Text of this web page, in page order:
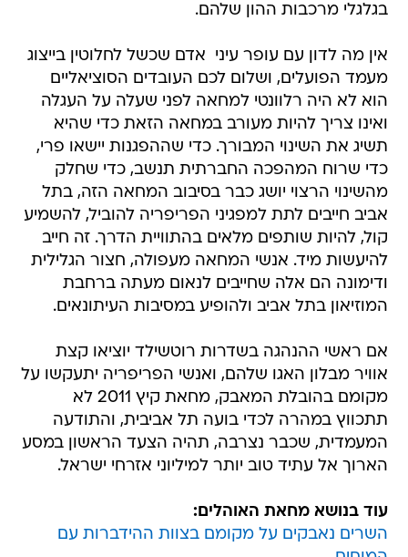
בגלגלי מרכבות ההון שלהם.
אין מה לדון עם עופר עיני  אדם שכשל לחלוטין בייצוג
מעמד הפועלים, ושלום לכם העובדים הסוציאליים 
הוא לא היה רלוונטי למחאה לפני שעלה על העגלה
ואינו צריך להיות מעורב במחאה הזאת כדי שהיא
תשיג את השינוי המבורך. כדי שההפגנות יישאו פרי,
כדי שרוח המהפכה החברתית תנשב, כדי שחלק
מהשינוי הרצוי יושג כבר בסיבוב המחאה הזה, בתל
אביב חייבים לתת למפגיני הפריפריה להוביל, להשמיע
קול, להיות שותפים מלאים בהתוויית הדרך. זה חייב
להיעשות מיד. אנשי המחאה מעפולה, חצור הגלילית
ודימונה הם אלה שחייבים לנאום מעתה ברחבת
המוזיאון בתל אביב ולהופיע במסיבות העיתונאים.
אם ראשי ההנהגה בשדרות רוטשילד יוציאו קצת
אוויר מבלון האגו שלהם, ואנשי הפריפריה יתעקשו על
מקומם בהובלת המאבק, מחאת קיץ 2011 לא
תתכווץ במהרה לכדי בועה תל אביבית, והתודעה
המעמדית, שכבר נצרבה, תהיה הצעד הראשון במסע
הארוך אל עתיד טוב יותר למיליוני אזרחי ישראל.
עוד בנושא מחאת האוהלים:
השרים נאבקים על מקומם בצוות ההידברות עם